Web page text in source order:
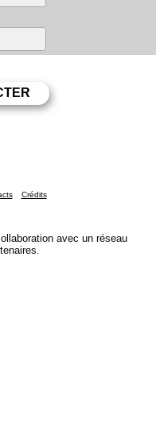
Crédits
avec un réseau